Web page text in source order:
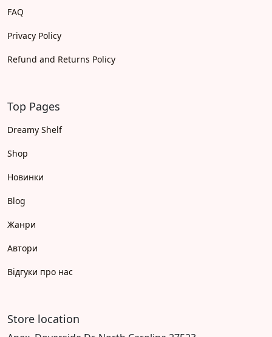
FAQ
Privacy Policy
Refund and Returns Policy
Top Pages
Dreamy Shelf
Shop
Новинки
Blog
Жанри
Автори
Відгуки про нас
Store location